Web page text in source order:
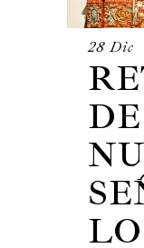
28 Dic
DE